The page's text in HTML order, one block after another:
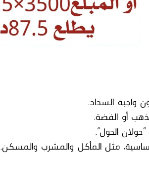
واجبة السداد.
أو الفضة.
الحول”.
مثل المأكل والمشرب والمسكن.